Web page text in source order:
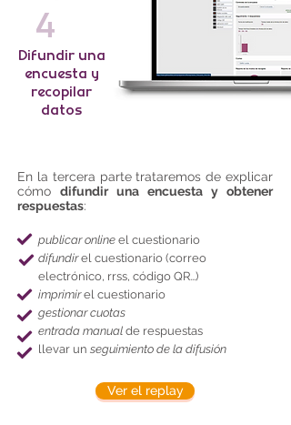
4
Difundir una
encuesta y
recopilar
datos
En la tercera parte trataremos de explicar
cómo difundir una encuesta y obtener
respuestas:
publicar online el cuestionario
difundirel cuestionario (correo
electrónico, rrss, código QR...)
imprimirel cuestionario
gestionar cuotas
entrada manual de respuestas
llevar un seguimiento de la difusión
Ver el replay